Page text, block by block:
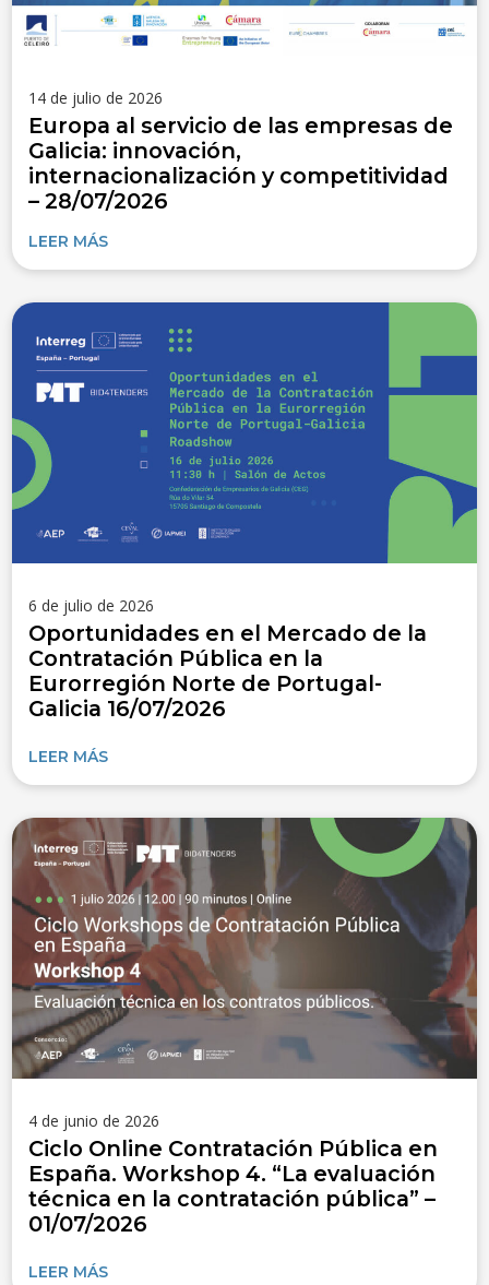
14 de julio de 2026
Europa al servicio de las empresas de
Galicia: innovación,
internacionalización y competitividad
– 28/07/2026
LEER MÁS
6 de julio de 2026
Oportunidades en el Mercado de la
Contratación Pública en la
Eurorregión Norte de Portugal-
Galicia 16/07/2026
LEER MÁS
4 de junio de 2026
Ciclo Online Contratación Pública en
España. Workshop 4. “La evaluación
técnica en la contratación pública” –
01/07/2026
LEER MÁS